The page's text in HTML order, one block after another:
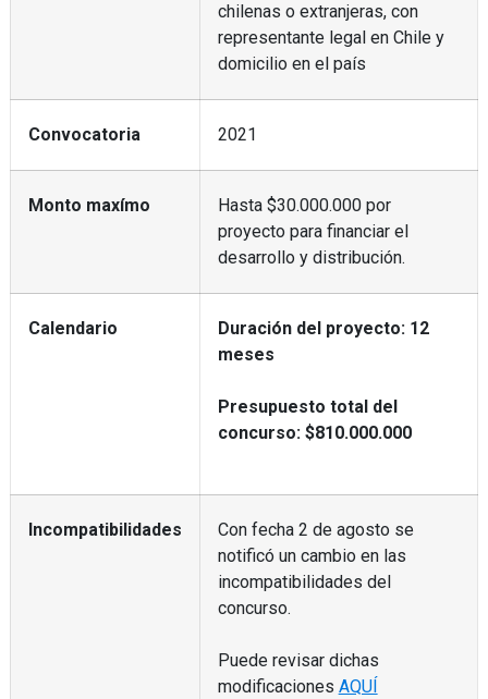
chilenas o extranjeras, con
representante legal en Chile y
domicilio en el país
Convocatoria 2021
Monto maxímo
Hasta $30.000.000 por
proyecto para financiar el
desarrollo y distribución.
Calendario
Duración del proyecto: 12
meses
Presupuesto total del
concurso: $810.000.000
Incompatibilidades
Con fecha 2 de agosto se
notificó un cambio en las
incompatibilidades del
concurso.
Puede revisar dichas
modificaciones AQUÍ